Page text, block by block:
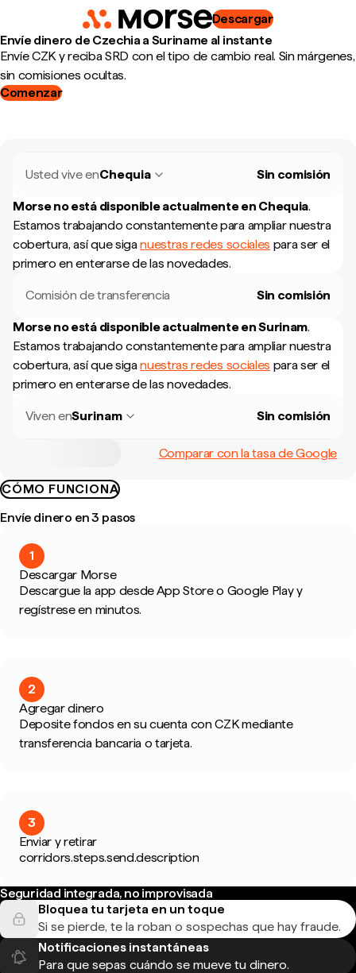
Descargar
Envíe dinero de Czechia a Suriname al instante
Envíe CZK y reciba SRD con el tipo de cambio real. Sin márgenes,
sin comisiones ocultas.
Comenzar
Usted vive enChequia Sin comisión
Morse no está disponible actualmente en Chequia.
Estamos trabajando constantemente para ampliar nuestra
cobertura, así que siganuestras redes sociales para ser el
primero en enterarse de las novedades.
Comisión de transferencia Sin comisión
Morse no está disponible actualmente enSurinam.
Estamos trabajando constantemente para ampliar nuestra
cobertura, así que siganuestras redes sociales para ser el
primero en enterarse de las novedades.
Viven enSurinam Sin comisión
Comparar con la tasa de Google
CÓMO FUNCIONA
Envíe dinero en 3 pasos
1
Descargar Morse
Descargue la app desde App Store o Google Play y
regístrese en minutos.
2
Agregar dinero
Deposite fondos en su cuenta con CZK mediante
transferencia bancaria o tarjeta.
3
Enviar y retirar
corridors.steps.send.description
Seguridad integrada, no improvisada
Bloquea tu tarjeta en un toque
Si se pierde, te la roban o sospechas que hay fraude.
Notificaciones instantáneas
Para que sepas cuándo se mueve tu dinero.